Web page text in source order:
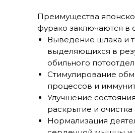
Преимущества
фурако заключаются в
Выведение шлака и
выделяющихся в
обильного
Стимулирование
процессов и
Улучшение
раскрытие и очистка
Нормализация